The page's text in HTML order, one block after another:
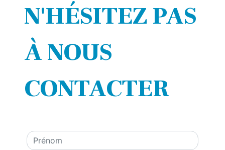
N'HÉSITEZ PAS
À NOUS
CONTACTER